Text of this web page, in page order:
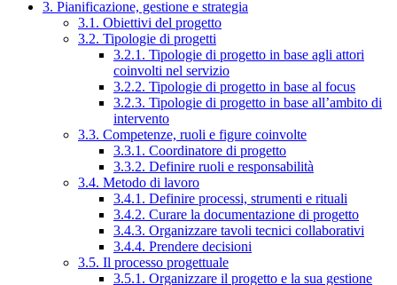
3. Pianificazione, gestione e strategia
3.1. Obiettivi del progetto
3.2. Tipologie di progetti
3.2.1. Tipologie di progetto in base agli attori
coinvolti nel servizio
3.2.2. Tipologie di progetto in base al focus
3.2.3. Tipologie di progetto in base all’ambito di
intervento
3.3. Competenze, ruoli e figure coinvolte
3.3.1. Coordinatore di progetto
3.3.2. Definire ruoli e responsabilità
3.4. Metodo di lavoro
3.4.1. Definire processi, strumenti e rituali
3.4.2. Curare la documentazione di progetto
3.4.3. Organizzare tavoli tecnici collaborativi
3.4.4. Prendere decisioni
3.5. Il processo progettuale
3.5.1. Organizzare il progetto e la sua gestione